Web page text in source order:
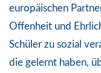
europäischen
Offenheit und
Schüler zu sozial
die gelernt haben,